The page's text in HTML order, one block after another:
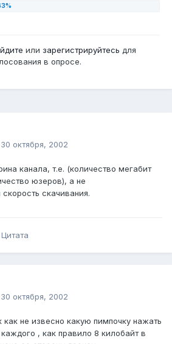
или зарегистрируйтесь для
в опросе.
30 октября, 2002
канала, т.е. (количество мегабит
юзеров), а не
скачивания.
Цитата
30 октября, 2002
как не извесно какую пимпочку нажать
, как правило 8 килобайт в